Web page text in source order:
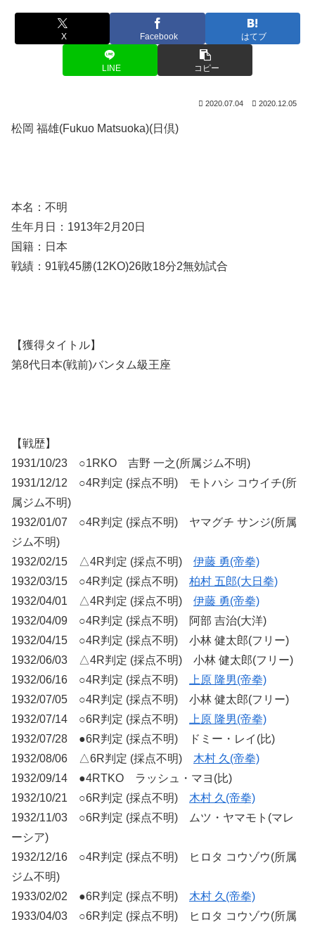
X Facebook はてブ
LINE コピー
2020.07.04 2020.12.05
松岡 福雄(Fukuo Matsuoka)(日倶)
本名：不明
生年月日：1913年2月20日
国籍：日本
戦績：91戦45勝(12KO)26敗18分2無効試合
【獲得タイトル】
第8代日本(戦前)バンタム級王座
【戦歴】
1931/10/23 ○1RKO 吉野 一之(所属ジム不明)
1931/12/12 ○4R判定 (採点不明) モトハシ コウイチ(所
属ジム不明)
1932/01/07 ○4R判定 (採点不明) ヤマグチ サンジ(所属
ジム不明)
1932/02/15 △4R判定 (採点不明) 伊藤 勇(帝拳)
1932/03/15 ○4R判定 (採点不明) 柏村 五郎(大日拳)
1932/04/01 △4R判定 (採点不明) 伊藤 勇(帝拳)
1932/04/09 ○4R判定 (採点不明) 阿部 吉治(大洋)
1932/04/15 ○4R判定 (採点不明) 小林 健太郎(フリー)
1932/06/03 △4R判定 (採点不明) 小林 健太郎(フリー)
1932/06/16 ○4R判定 (採点不明)
上原 隆男(帝拳)
1932/07/05 ○4R判定 (採点不明) 小林 健太郎(フリー)
1932/07/14 ○6R判定 (採点不明)
上原 隆男(帝拳)
1932/07/28 ●6R判定 (採点不明) ドミー・レイ(比)
1932/08/06 △6R判定 (採点不明) 木村 久(帝拳)
1932/09/14 ●4RTKO ラッシュ・マヨ(比)
1932/10/21 ○6R判定 (採点不明) 木村 久(帝拳)
1932/11/03 ○6R判定 (採点不明) ムツ・ヤマモト(マレ
ーシア)
1932/12/16 ○4R判定 (採点不明) ヒロタ コウゾウ(所属
ジム不明)
1933/02/02 ●6R判定 (採点不明) 木村 久(帝拳)
1933/04/03 ○6R判定 (採点不明) ヒロタ コウゾウ(所属